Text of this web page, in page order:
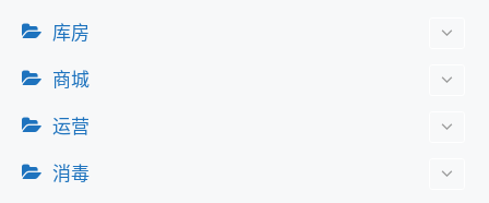
库房
商城
运营
消毒